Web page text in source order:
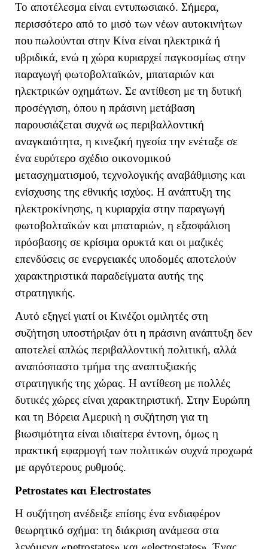
Το αποτέλεσμα είναι εντυπωσιακό. Σήμερα,
περισσότερο από το μισό των νέων αυτοκινήτων
που πωλούνται στην Κίνα είναι ηλεκτρικά ή
υβριδικά, ενώ η χώρα κυριαρχεί παγκοσμίως στην
παραγωγή φωτοβολταϊκών, μπαταριών και
ηλεκτρικών οχημάτων. Σε αντίθεση με τη δυτική
προσέγγιση, όπου η πράσινη μετάβαση
παρουσιάζεται συχνά ως περιβαλλοντική
αναγκαιότητα, η κινεζική ηγεσία την ενέταξε σε
ένα ευρύτερο σχέδιο οικονομικού
μετασχηματισμού, τεχνολογικής αναβάθμισης και
ενίσχυσης της εθνικής ισχύος. Η ανάπτυξη της
ηλεκτροκίνησης, η κυριαρχία στην παραγωγή
φωτοβολταϊκών και μπαταριών, η εξασφάλιση
πρόσβασης σε κρίσιμα ορυκτά και οι μαζικές
επενδύσεις σε ενεργειακές υποδομές αποτελούν
χαρακτηριστικά παραδείγματα αυτής της
στρατηγικής.
Αυτό εξηγεί γιατί οι Κινέζοι ομιλητές στη
συζήτηση υποστήριξαν ότι η πράσινη ανάπτυξη δεν
αποτελεί απλώς περιβαλλοντική πολιτική, αλλά
αναπόσπαστο τμήμα της αναπτυξιακής
στρατηγικής της χώρας. Η αντίθεση με πολλές
δυτικές χώρες είναι χαρακτηριστική. Στην Ευρώπη
και τη Βόρεια Αμερική η συζήτηση για τη
βιωσιμότητα είναι ιδιαίτερα έντονη, όμως η
πρακτική εφαρμογή των πολιτικών συχνά προχωρά
με αργότερους ρυθμούς.
Petrostates και Electrostates
Η συζήτηση ανέδειξε επίσης ένα ενδιαφέρον
θεωρητικό σχήμα: τη διάκριση ανάμεσα στα